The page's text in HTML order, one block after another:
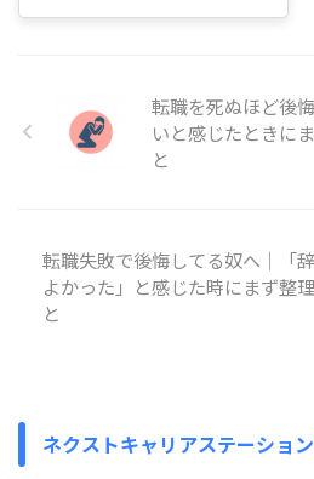
気、細かな着こなしから、これま
でどんな環境で働いてきたのか
や、仕事にどう向き合ってきたの
う受け取られているのかが分から
ず、「これで大丈夫なのか」と迷
いや不安を感じる人も少なくあり
ません。この記事では、男性が転
転職を死ぬほど後
いと感じたときに
と
転職失敗で後悔してる奴へ｜「
よかった」と感じた時にまず整
と
ネクストキャリアステーショ